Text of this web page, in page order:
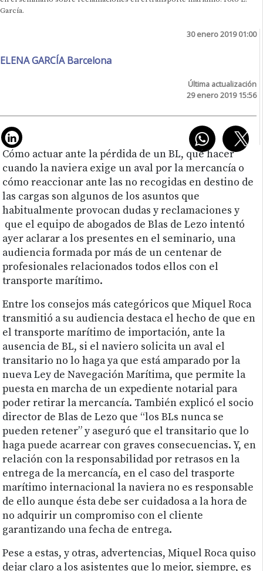
García.
30 enero 2019 01:00
ELENA GARCÍA Barcelona
Última actualización
29 enero 2019 15:56
Cómo actuar ante la pérdida de un BL, qué hacer
cuando la naviera exige un aval por la mercancía o
cómo reaccionar ante las no recogidas en destino de
las cargas son algunos de los asuntos que
habitualmente provocan dudas y reclamaciones y
que el equipo de abogados de Blas de Lezo intentó
ayer aclarar a los presentes en el seminario, una
audiencia formada por más de un centenar de
profesionales relacionados todos ellos con el
transporte marítimo.
Entre los consejos más categóricos que Miquel Roca
transmitió a su audiencia destaca el hecho de que en
el transporte marítimo de importación, ante la
ausencia de BL, si el naviero solicita un aval el
transitario no lo haga ya que está amparado por la
nueva Ley de Navegación Marítima, que permite la
puesta en marcha de un expediente notarial para
poder retirar la mercancía. También explicó el socio
director de Blas de Lezo que “los BLs nunca se
pueden retener” y aseguró que el transitario que lo
haga puede acarrear con graves consecuencias. Y, en
relación con la responsabilidad por retrasos en la
entrega de la mercancía, en el caso del trasporte
marítimo internacional la naviera no es responsable
de ello aunque ésta debe ser cuidadosa a la hora de
no adquirir un compromiso con el cliente
garantizando una fecha de entrega.
Pese a estas, y otras, advertencias, Miquel Roca quiso
dejar claro a los asistentes que lo mejor, siempre, es